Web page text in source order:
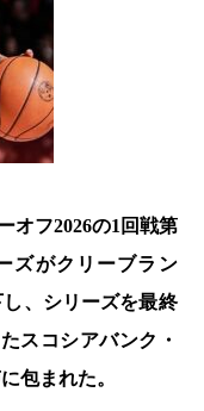
オフ2026の1回戦第
ズがクリーブラン
し、シリーズを最終
スコシアバンク・
包まれた。